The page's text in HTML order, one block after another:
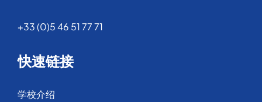
+33 (0)5 46 51 77 71
快速链接
学校介绍